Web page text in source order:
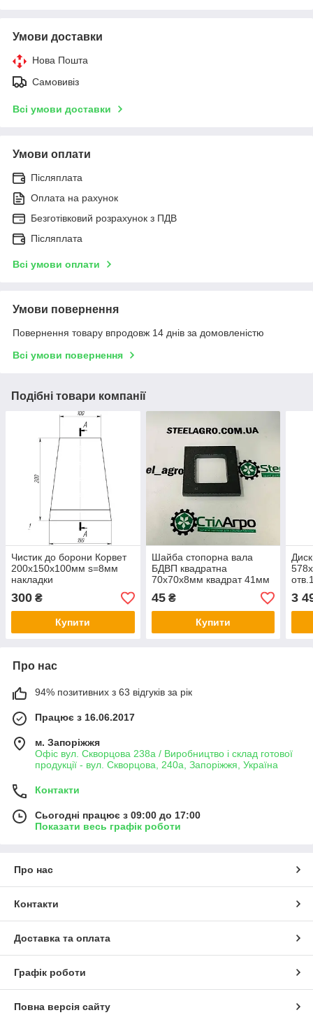
Умови доставки
Нова Пошта
Самовивіз
Всі умови доставки
Умови оплати
Післяплата
Оплата на рахунок
Безготівковий розрахунок з ПДВ
Післяплата
Всі умови оплати
Умови повернення
Повернення товару впродовж 14 днів за домовленістю
Всі умови повернення
Подібні товари компанії
Чистик до борони Корвет
200х150х100мм s=8мм
накладки
300 ₴
Купити
Шайба стопорна вала
БДВП квадратна
70х70х8мм квадрат 41мм
сталь 30Mnb5
45₴
Купити
3
Про нас
94% позитивних з 63 відгуків за рік
Працює з 16.06.2017
м. Запоріжжя
Офіс вул. Скворцова 238а / Виробництво і склад готової
продукції - вул. Скворцова, 240а, Запоріжжя, Україна
Контакти
Сьогодні працює з 09:00 до 17:00
Показати весь графік роботи
Про нас
Контакти
Доставка та оплата
Графік роботи
Повна версія сайту